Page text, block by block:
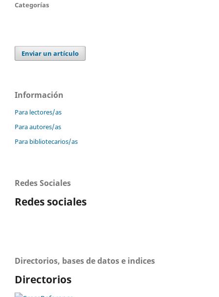
Categorías
Enviar un artículo
Información
Para lectores/as
Para autores/as
Para bibliotecarios/as
Redes Sociales
Redes sociales
Directorios, bases de datos e indices
Directorios